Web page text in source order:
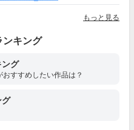
もっと見る
ンキング
ング
すすめしたい作品は？
グ